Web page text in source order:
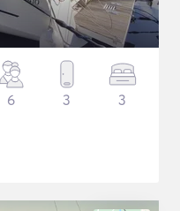
6 3 3